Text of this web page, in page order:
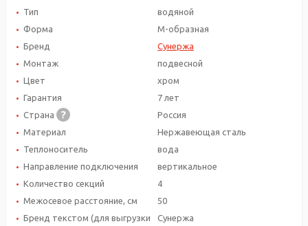
Тип
водяной
Форма
М-образная
Бренд
Сунержа
Монтаж
подвесной
Цвет
хром
Гарантия
7 лет
Страна
Россия
Материал
Нержавеющая сталь
Теплоноситель
вода
Направление подключения
вертикальное
Количество секций
4
Межосевое расстояние, см
50
Бренд текстом (для выгрузки
Сунержа